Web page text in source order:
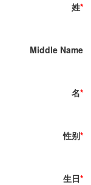
姓*
Middle Name
名*
性别*
生日*